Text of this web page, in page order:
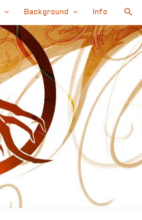
Background Info